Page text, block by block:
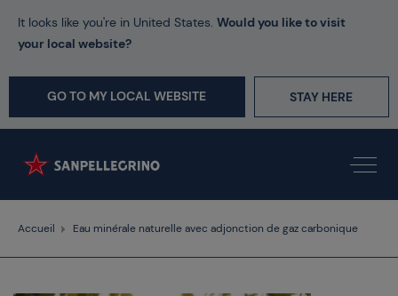
It looks like you're in United States. Would you like to visit
your local website?
GO TO MY LOCAL WEBSITE STAY HERE
Accueil Eau minérale naturelle avec adjonction de gaz carbonique